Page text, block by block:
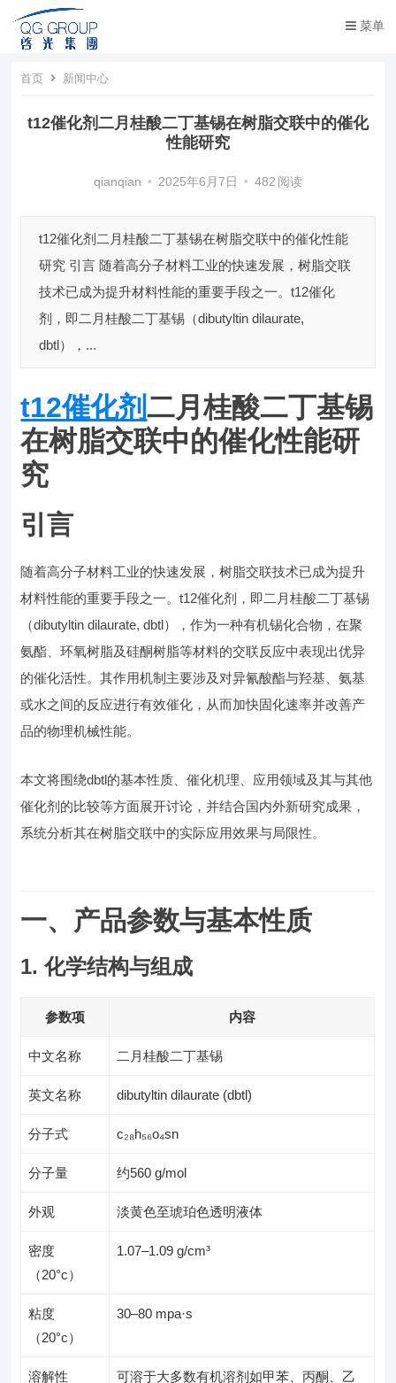
菜单
首页 新闻中心
t12催化剂二月桂酸二丁基锡在树脂交联中的催化
性能研究
qianqian • 2025年6月7日 • 482 阅读
t12催化剂二月桂酸二丁基锡在树脂交联中的催化性能
研究 引言 随着高分子材料工业的快速发展，树脂交联
技术已成为提升材料性能的重要手段之一。t12催化
剂，即二月桂酸二丁基锡（dibutyltin dilaurate,
dbtl），...
t12催化剂二月桂酸二丁基锡
在树脂交联中的催化性能研
究
引言
随着高分子材料工业的快速发展，树脂交联技术已成为提升
材料性能的重要手段之一。t12催化剂，即二月桂酸二丁基锡
（dibutyltin dilaurate, dbtl），作为一种有机锡化合物，在聚
氨酯、环氧树脂及硅酮树脂等材料的交联反应中表现出优异
的催化活性。其作用机制主要涉及对异氰酸酯与羟基、氨基
或水之间的反应进行有效催化，从而加快固化速率并改善产
品的物理机械性能。
本文将围绕dbtl的基本性质、催化机理、应用领域及其与其他
催化剂的比较等方面展开讨论，并结合国内外新研究成果，
系统分析其在树脂交联中的实际应用效果与局限性。
一、产品参数与基本性质
1. 化学结构与组成
参数项 内容
中文名称 二月桂酸二丁基锡
英文名称 dibutyltin dilaurate (dbtl)
分子式 c₂₈h₅₆o₄sn
分子量 约560 g/mol
外观 淡黄色至琥珀色透明液体
密度
（20°c）
1.07–1.09 g/cm³
粘度
（20°c）
30–80 mpa·s
溶解性
可溶于大多数有机溶剂如甲苯、丙酮、乙